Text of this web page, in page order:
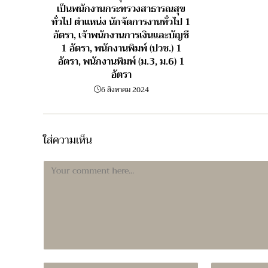
เป็นพนักงานกระทรวงสาธารณสุข
ทั่วไป ตำแหน่ง นักจัดการงานทั่วไป 1
อัตรา, เจ้าพนักงานการเงินและบัญชี
1 อัตรา, พนักงานพิมพ์ (ปวช.) 1
อัตรา, พนักงานพิมพ์ (ม.3, ม.6) 1
อัตรา
6 สิงหาคม 2024
ใส่ความเห็น
Comment